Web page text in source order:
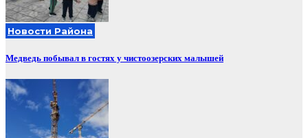
Новости Района
Медведь побывал в гостях у чистоозерских малышей